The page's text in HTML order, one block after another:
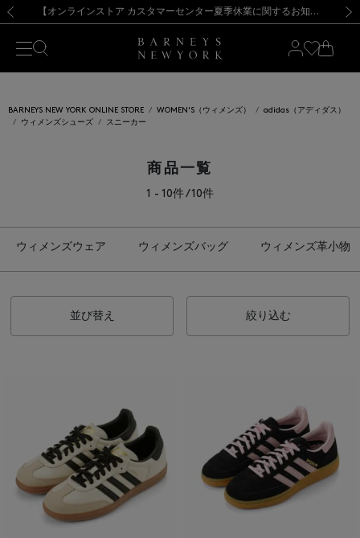
新規登録のお客様も対象！＜MY BARNEYS＞会員のお客様は11,000円（税込）以上のお買上げで常時送料無料！お買い物の際は会員登録を！
【夏季休業に伴う出荷一時停止のお知らせ】(2026.8.7) 【オンラインストア カスタマーセンター夏季休業に関するお知らせ】（2026.8.7）
【夏季休業に伴う返品・交換承り一時停止のお知らせ】（2026.8.5）
熊本県を中心とした地震の影響によるお荷物のお届けについて
【開催中】SUMMER SALEのご案内・ご注意事項 新規登録のお客様も対象！＜MY BARNEYS＞会員のお客様は11,000円（税込）以上のお買上げで常時送料無料！お買い物の際は会員登録を！
【夏季休業に伴う出荷一時停止のお知らせ】(2026.8.7)
BARNEYS NEW YORK ONLINE STORE WOMEN'S（ウィメンズ）
adidas（アディダス）
ウィメンズシューズ
スニーカー
商品一覧
1 - 10件 / 10件
ウィメンズウェア ウィメンズバッグ ウィメンズ革小物
並び替え 絞り込む